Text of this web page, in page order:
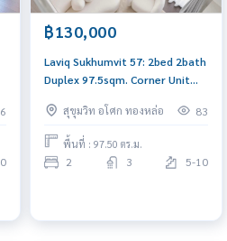
฿130,000
Laviq Sukhumvit 57: 2bed 2bath
Duplex 97.5sqm. Corner Unit
สุขุมวิท อโศก ทองหล่อ
83
พื้นที่ : 97.50 ตร.ม.
2 3 5-10